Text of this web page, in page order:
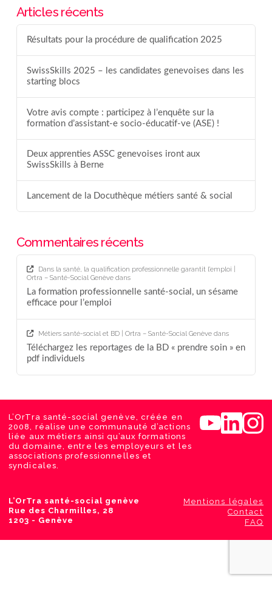
Articles récents
Résultats pour la procédure de qualification 2025
SwissSkills 2025 – les candidates genevoises dans les
starting blocs
Votre avis compte : participez à l’enquête sur la
formation d’assistant-e socio-éducatif-ve (ASE) !
Deux apprenties ASSC genevoises iront aux
SwissSkills à Berne
Lancement de la Docuthèque métiers santé & social
Commentaires récents
Dans la santé, la qualification professionnelle garantit l’emploi |
Ortra – Santé-Social Genèvedans
La formation professionnelle santé-social, un sésame
efficace pour l’emploi
Métiers santé-social et BD | Ortra – Santé-Social Genèvedans
Téléchargez les reportages de la BD « prendre soin » en
pdf individuels
L’OrTra santé-social genève, créée en
2008, réalise une communauté d’actions
liée aux métiers ainsi qu’aux formations
du domaine, entre les employeurs et les
associations professionnelles et
syndicales.
L’OrTra santé-social genève
Rue des Charmilles, 28
1203 - Genève
Mentions légales
Contact
FAQ